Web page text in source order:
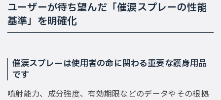
ユーザーが待ち望んだ「催涙スプレーの性能
基準」を明確化
催涙スプレーは使用者の命に関わる重要な護身用品
です
噴射能力、成分強度、有効期限などのデータやその根拠